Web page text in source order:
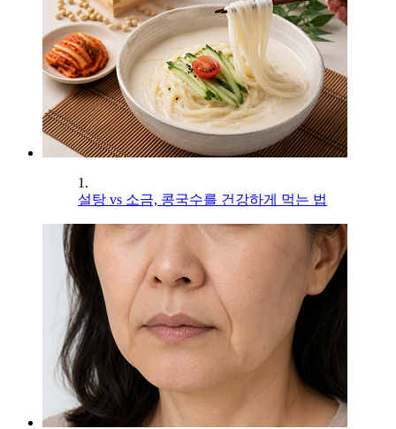
1.
설탕 vs 소금, 콩국수를 건강하게 먹는 법